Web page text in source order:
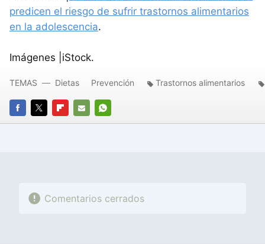
predicen el riesgo de sufrir trastornos alimentarios
en la adolescencia.
Imágenes |iStock.
FACEBOOK
TWITTERFLIPBOARD
E-
WHATSAPP
TEMAS Dietas Prevención Trastornos alimentarios
Comentarios cerrados